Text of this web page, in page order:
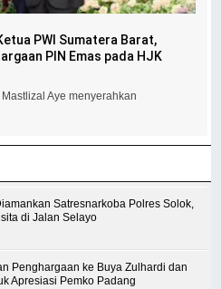
PWI Sumatera Barat,
PIN Emas pada HJK
Aye menyerahkan
Satresnarkoba Polres Solok,
di Jalan Selayo
Penghargaan ke Buya Zulhardi dan
Apresiasi Pemko Padang